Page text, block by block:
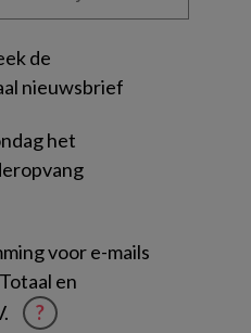
de
nieuwsbrief
het
voor e-mails
en
?